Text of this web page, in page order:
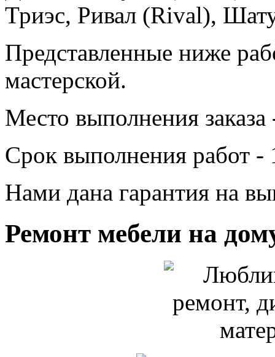
Триэс, Ривал (Rival),
Представленные ниже
мастерской.
Место выполнения
Срок выполнения работ -
Нами дана гарантия на
Ремонт мебели на